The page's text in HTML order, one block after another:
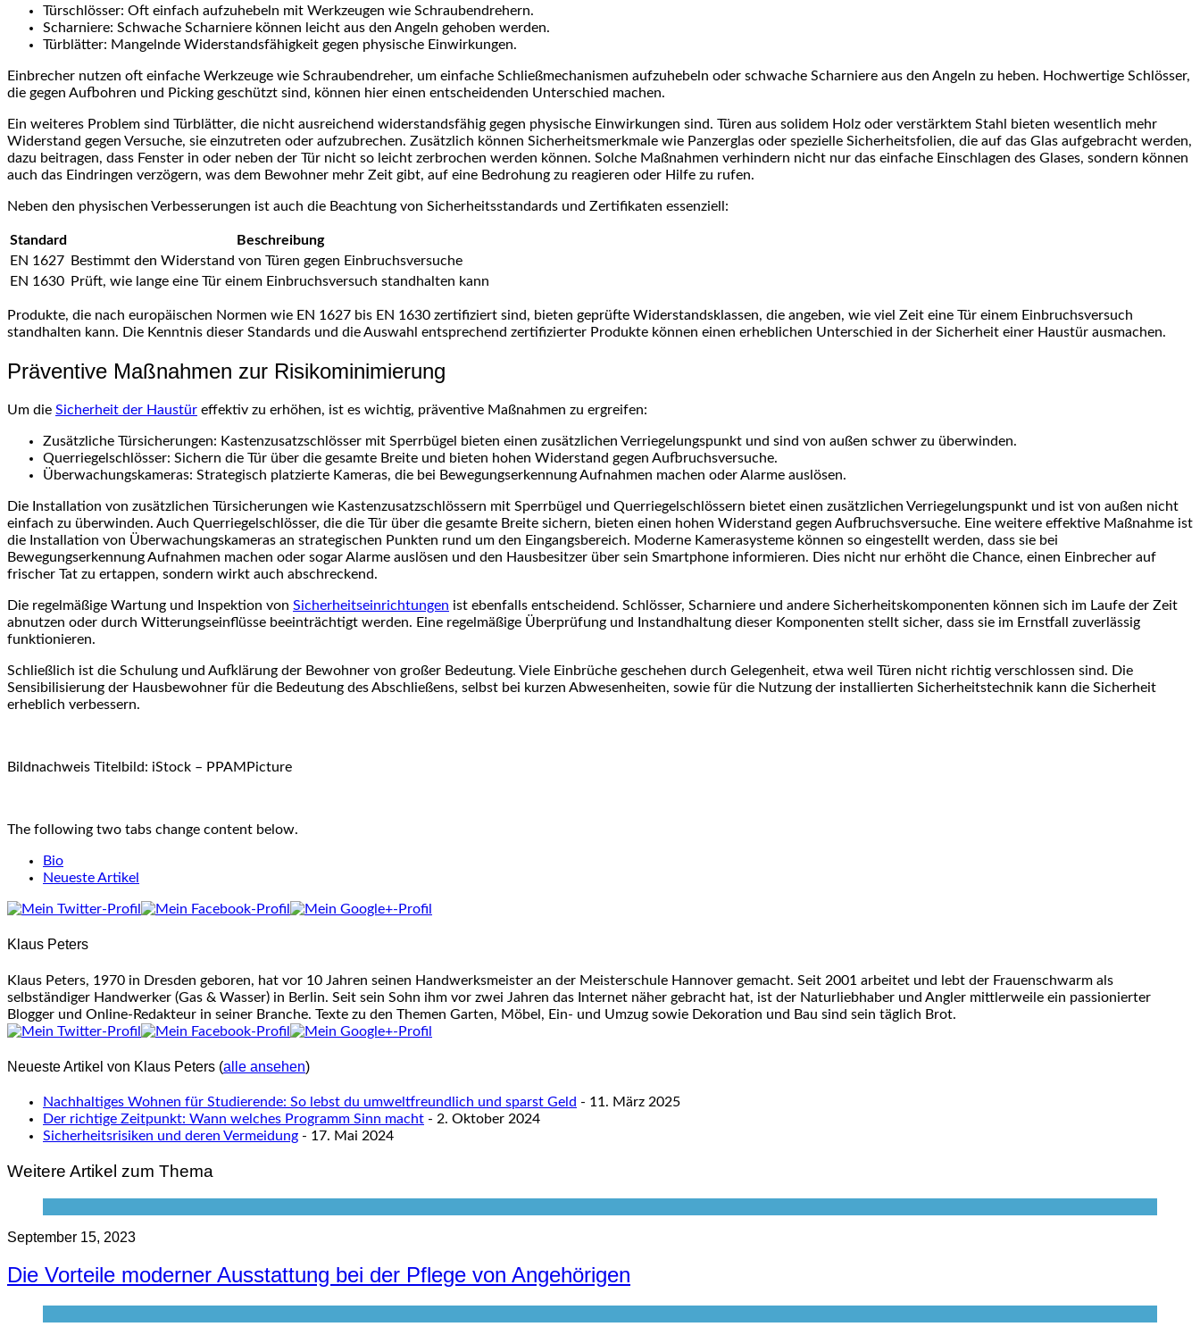
Türschlösser: Oft einfach aufzuhebeln mit Werkzeugen wie Schraubendrehern.
Scharniere: Schwache Scharniere können leicht aus den Angeln gehoben werden.
Türblätter: Mangelnde Widerstandsfähigkeit gegen physische Einwirkungen.
Einbrecher nutzen oft einfache Werkzeuge wie Schraubendreher, um einfache Schließmechanismen aufzuhebeln oder schwache Scharniere aus den Angeln zu heben. Hochwertige Schlösser,
die gegen Aufbohren und Picking geschützt sind, können hier einen entscheidenden Unterschied machen.
Ein weiteres Problem sind Türblätter, die nicht ausreichend widerstandsfähig gegen physische Einwirkungen sind. Türen aus solidem Holz oder verstärktem Stahl bieten wesentlich mehr
Widerstand gegen Versuche, sie einzutreten oder aufzubrechen. Zusätzlich können Sicherheitsmerkmale wie Panzerglas oder spezielle Sicherheitsfolien, die auf das Glas aufgebracht werden,
dazu beitragen, dass Fenster in oder neben der Tür nicht so leicht zerbrochen werden können. Solche Maßnahmen verhindern nicht nur das einfache Einschlagen des Glases, sondern können
auch das Eindringen verzögern, was dem Bewohner mehr Zeit gibt, auf eine Bedrohung zu reagieren oder Hilfe zu rufen.
Neben den physischen Verbesserungen ist auch die Beachtung von Sicherheitsstandards und Zertifikaten essenziell:
Standard
Beschreibung
EN 1627
Bestimmt den Widerstand von Türen gegen Einbruchsversuche
EN 1630
Prüft, wie lange eine Tür einem Einbruchsversuch standhalten kann
Produkte, die nach europäischen Normen wie EN 1627 bis EN 1630 zertifiziert sind, bieten geprüfte Widerstandsklassen, die angeben, wie viel Zeit eine Tür einem Einbruchsversuch
standhalten kann. Die Kenntnis dieser Standards und die Auswahl entsprechend zertifizierter Produkte können einen erheblichen Unterschied in der Sicherheit einer Haustür ausmachen.
Präventive Maßnahmen zur Risikominimierung
Um die Sicherheit der Haustür effektiv zu erhöhen, ist es wichtig, präventive Maßnahmen zu ergreifen:
Zusätzliche Türsicherungen: Kastenzusatzschlösser mit Sperrbügel bieten einen zusätzlichen Verriegelungspunkt und sind von außen schwer zu überwinden.
Querriegelschlösser: Sichern die Tür über die gesamte Breite und bieten hohen Widerstand gegen Aufbruchsversuche.
Überwachungskameras: Strategisch platzierte Kameras, die bei Bewegungserkennung Aufnahmen machen oder Alarme auslösen.
Die Installation von zusätzlichen Türsicherungen wie Kastenzusatzschlössern mit Sperrbügel und Querriegelschlössern bietet einen zusätzlichen Verriegelungspunkt und ist von außen nicht
einfach zu überwinden. Auch Querriegelschlösser, die die Tür über die gesamte Breite sichern, bieten einen hohen Widerstand gegen Aufbruchsversuche. Eine weitere effektive Maßnahme ist
die Installation von Überwachungskameras an strategischen Punkten rund um den Eingangsbereich. Moderne Kamerasysteme können so eingestellt werden, dass sie bei
Bewegungserkennung Aufnahmen machen oder sogar Alarme auslösen und den Hausbesitzer über sein Smartphone informieren. Dies nicht nur erhöht die Chance, einen Einbrecher auf
frischer Tat zu ertappen, sondern wirkt auch abschreckend.
Die regelmäßige Wartung und Inspektion von Sicherheitseinrichtungen ist ebenfalls entscheidend. Schlösser, Scharniere und andere Sicherheitskomponenten können sich im Laufe der Zeit
abnutzen oder durch Witterungseinflüsse beeinträchtigt werden. Eine regelmäßige Überprüfung und Instandhaltung dieser Komponenten stellt sicher, dass sie im Ernstfall zuverlässig
funktionieren.
Schließlich ist die Schulung und Aufklärung der Bewohner von großer Bedeutung. Viele Einbrüche geschehen durch Gelegenheit, etwa weil Türen nicht richtig verschlossen sind. Die
Sensibilisierung der Hausbewohner für die Bedeutung des Abschließens, selbst bei kurzen Abwesenheiten, sowie für die Nutzung der installierten Sicherheitstechnik kann die Sicherheit
erheblich verbessern.
Bildnachweis Titelbild: iStock – PPAMPicture
The following two tabs change content below.
Bio
Neueste Artikel
Klaus Peters
Klaus Peters, 1970 in Dresden geboren, hat vor 10 Jahren seinen Handwerksmeister an der Meisterschule Hannover gemacht. Seit 2001 arbeitet und lebt der Frauenschwarm als
selbständiger Handwerker (Gas & Wasser) in Berlin. Seit sein Sohn ihm vor zwei Jahren das Internet näher gebracht hat, ist der Naturliebhaber und Angler mittlerweile ein passionierter
Blogger und Online-Redakteur in seiner Branche. Texte zu den Themen Garten, Möbel, Ein- und Umzug sowie Dekoration und Bau sind sein täglich Brot.
Neueste Artikel von Klaus Peters (alle ansehen)
Nachhaltiges Wohnen für Studierende: So lebst du umweltfreundlich und sparst Geld - 11. März 2025
Der richtige Zeitpunkt: Wann welches Programm Sinn macht - 2. Oktober 2024
Sicherheitsrisiken und deren Vermeidung - 17. Mai 2024
Weitere Artikel zum Thema
September 15, 2023
Die Vorteile moderner Ausstattung bei der Pflege von Angehörigen